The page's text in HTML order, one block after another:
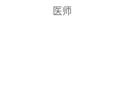
医师